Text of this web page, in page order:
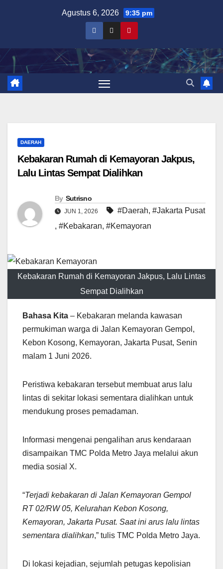
Agustus 6, 2026 9:35 pm
DAERAH
Kebakaran Rumah di Kemayoran Jakpus,
Lalu Lintas Sempat Dialihkan
By Sutrisno
JUN 1, 2026 #Daerah, #Jakarta Pusat
, #Kebakaran, #Kemayoran
Kebakaran Rumah di Kemayoran Jakpus, Lalu Lintas
Sempat Dialihkan
Bahasa Kita – Kebakaran melanda kawasan
permukiman warga di Jalan Kemayoran Gempol,
Kebon Kosong, Kemayoran, Jakarta Pusat, Senin
malam 1 Juni 2026.
Peristiwa kebakaran tersebut membuat arus lalu
lintas di sekitar lokasi sementara dialihkan untuk
mendukung proses pemadaman.
Informasi mengenai pengalihan arus kendaraan
disampaikan TMC Polda Metro Jaya melalui akun
media sosial X.
“Terjadi kebakaran di Jalan Kemayoran Gempol
RT 02/RW 05, Kelurahan Kebon Kosong,
Kemayoran, Jakarta Pusat. Saat ini arus lalu lintas
sementara dialihkan,” tulis TMC Polda Metro Jaya.
Di lokasi kejadian, sejumlah petugas kepolisian